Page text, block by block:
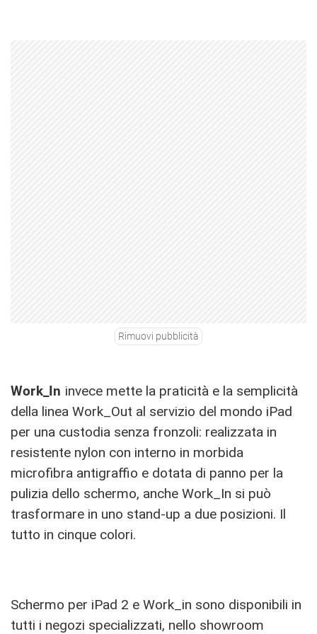
Rimuovi pubblicità
Work_In invece mette la praticità e la semplicità
della linea Work_Out al servizio del mondo iPad
per una custodia senza fronzoli: realizzata in
resistente nylon con interno in morbida
microfibra antigraffio e dotata di panno per la
pulizia dello schermo, anche Work_In si può
trasformare in uno stand-up a due posizioni. Il
tutto in cinque colori.
Schermo per iPad 2 e Work_in sono disponibili in
tutti i negozi specializzati, nello showroom